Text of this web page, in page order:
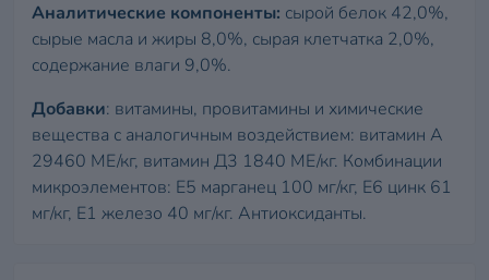
Аналитические компоненты: сырой белок 42,0%,
сырые масла и жиры 8,0%, сырая клетчатка 2,0%,
содержание влаги 9,0%.
Добавки: витамины, провитамины и химические
вещества с аналогичным воздействием: витамин А
29460 МЕ/кг, витамин Д3 1840 МЕ/кг. Комбинации
микроэлементов: Е5 марганец 100 мг/кг, Е6 цинк 61
мг/кг, Е1 железо 40 мг/кг. Антиоксиданты.